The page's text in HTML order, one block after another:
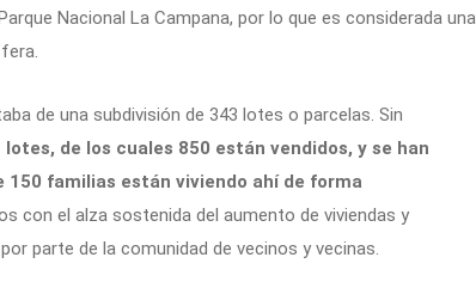
Nacional La Campana, por lo que es considerada una
de una subdivisión de 343 lotes o parcelas. Sin
de los cuales 850 están vendidos, y se han
familias están viviendo ahí de forma
con el alza sostenida del aumento de viviendas y
parte de la comunidad de vecinos y vecinas.